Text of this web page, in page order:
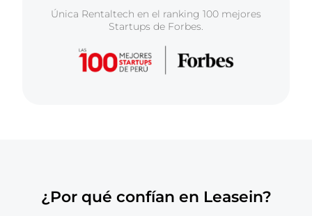
Única Rentaltech en el ranking 100 mejores
Startups de Forbes.
¿Por qué confían en Leasein?